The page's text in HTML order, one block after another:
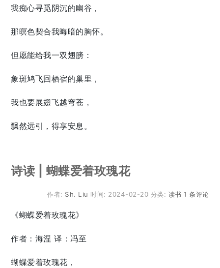
我痴心寻觅阴沉的幽谷，
那暝色契合我晦暗的胸怀。
但愿能给我一双翅膀：
象斑鸠飞回栖宿的巢里，
我也要展翅飞越穹苍，
飘然远引，得享安息。
诗读 | 蝴蝶爱着玫瑰花
作者: Sh. Liu 时间: 2024-02-20 分类: 读书 1 条评论
《蝴蝶爱着玫瑰花》
作者：海涅 译：冯至
蝴蝶爱着玫瑰花，